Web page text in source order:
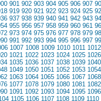
901 902 903 904 905 906 907
919 920 921 922 923 924 925
937 938 939 940 941 942 943
955 956 957 958 959 960 961
973 974 975 976 977 978 979
991 992 993 994 995 996 997
1007 1008 1009 1010 1011 1012
1021 1022 1023 1024 1025 1026
1035 1036 1037 1038 1039 1040
1049 1050 1051 1052 1053 1054
1063 1064 1065 1066 1067 1068
1077 1078 1079 1080 1081 1082
1091 1092 1093 1094 1095 1096
1105 1106 1107 1108 1109 1110